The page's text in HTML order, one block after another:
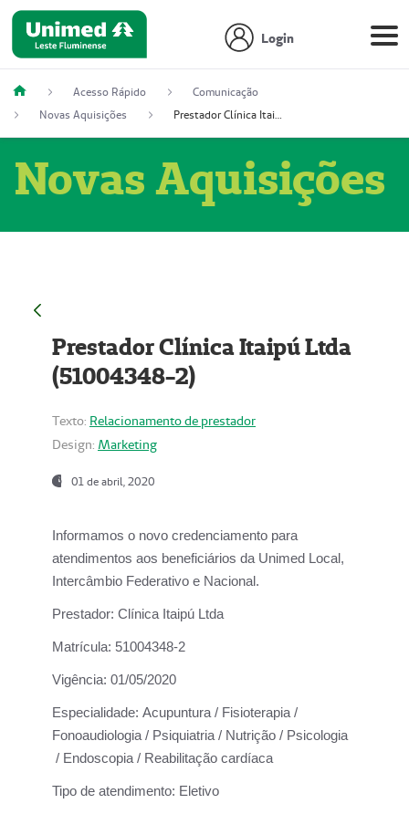
Login
Acesso Rápido
Comunicação
Novas Aquisições
Prestador Clínica Itaipú Ltda (51004348-2)
Novas Aquisições
Prestador Clínica Itaipú Ltda
(51004348-2)
Texto: Relacionamento de prestador
Design: Marketing
01 de abril, 2020
Informamos o novo credenciamento para
atendimentos aos beneficiários da Unimed Local,
Intercâmbio Federativo e Nacional.
Prestador: Clínica Itaipú Ltda
Matrícula: 51004348-2
Vigência: 01/05/2020
Especialidade: Acupuntura / Fisioterapia /
Fonoaudiologia / Psiquiatria / Nutrição / Psicologia
/ Endoscopia / Reabilitação cardíaca
Tipo de atendimento: Eletivo